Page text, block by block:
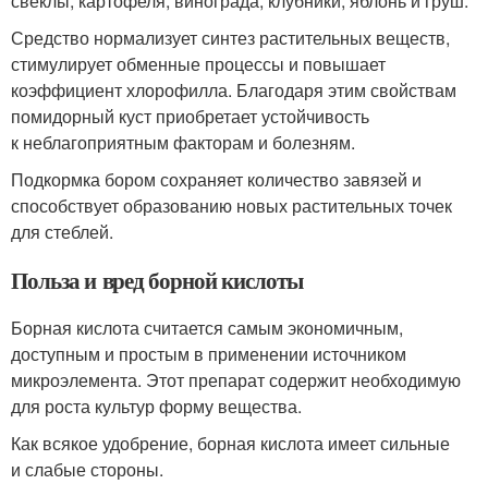
Средство нормализует синтез растительных веществ,
стимулирует обменные процессы и повышает
коэффициент хлорофилла. Благодаря этим свойствам
помидорный куст приобретает устойчивость
к неблагоприятным факторам и болезням.
Подкормка бором сохраняет количество завязей и
способствует образованию новых растительных точек
для стеблей.
Польза и вред борной кислоты
Борная кислота считается самым экономичным,
доступным и простым в применении источником
микроэлемента. Этот препарат содержит необходимую
для роста культур форму вещества.
Как всякое удобрение, борная кислота имеет сильные
и слабые стороны.